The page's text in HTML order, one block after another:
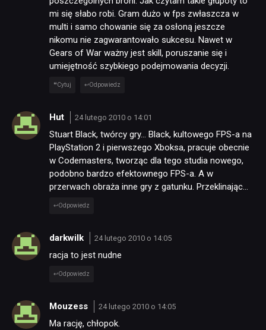
mi się słabo robi. Gram dużo w fps zwłaszcza w
multi i samo chowanie się za osłoną jeszcze
nikomu nie zagwarantowało sukcesu. Nawet w
Gears of War ważny jest skill, poruszanie się i
umiejętność szybkiego podejmowania decyzji.
Cytuj Odpowiedz
Hut 24 lutego 2010 o 14:01
Stuart Black, twórcy gry… Black, kultowego FPS-a na
PlayStation 2 i pierwszego Xboksa, pracuje obecnie
w Codemasters, tworząc dla tego studia nowego,
podobno bardzo efektownego FPS-a. A w
przerwach obraża inne gry z gatunku. Przeklinając…
Odpowiedz
darkwilk 24 lutego 2010 o 14:05
racja to jest nudne
Odpowiedz
Mouzess 24 lutego 2010 o 14:05
Ma rację, chłopok.